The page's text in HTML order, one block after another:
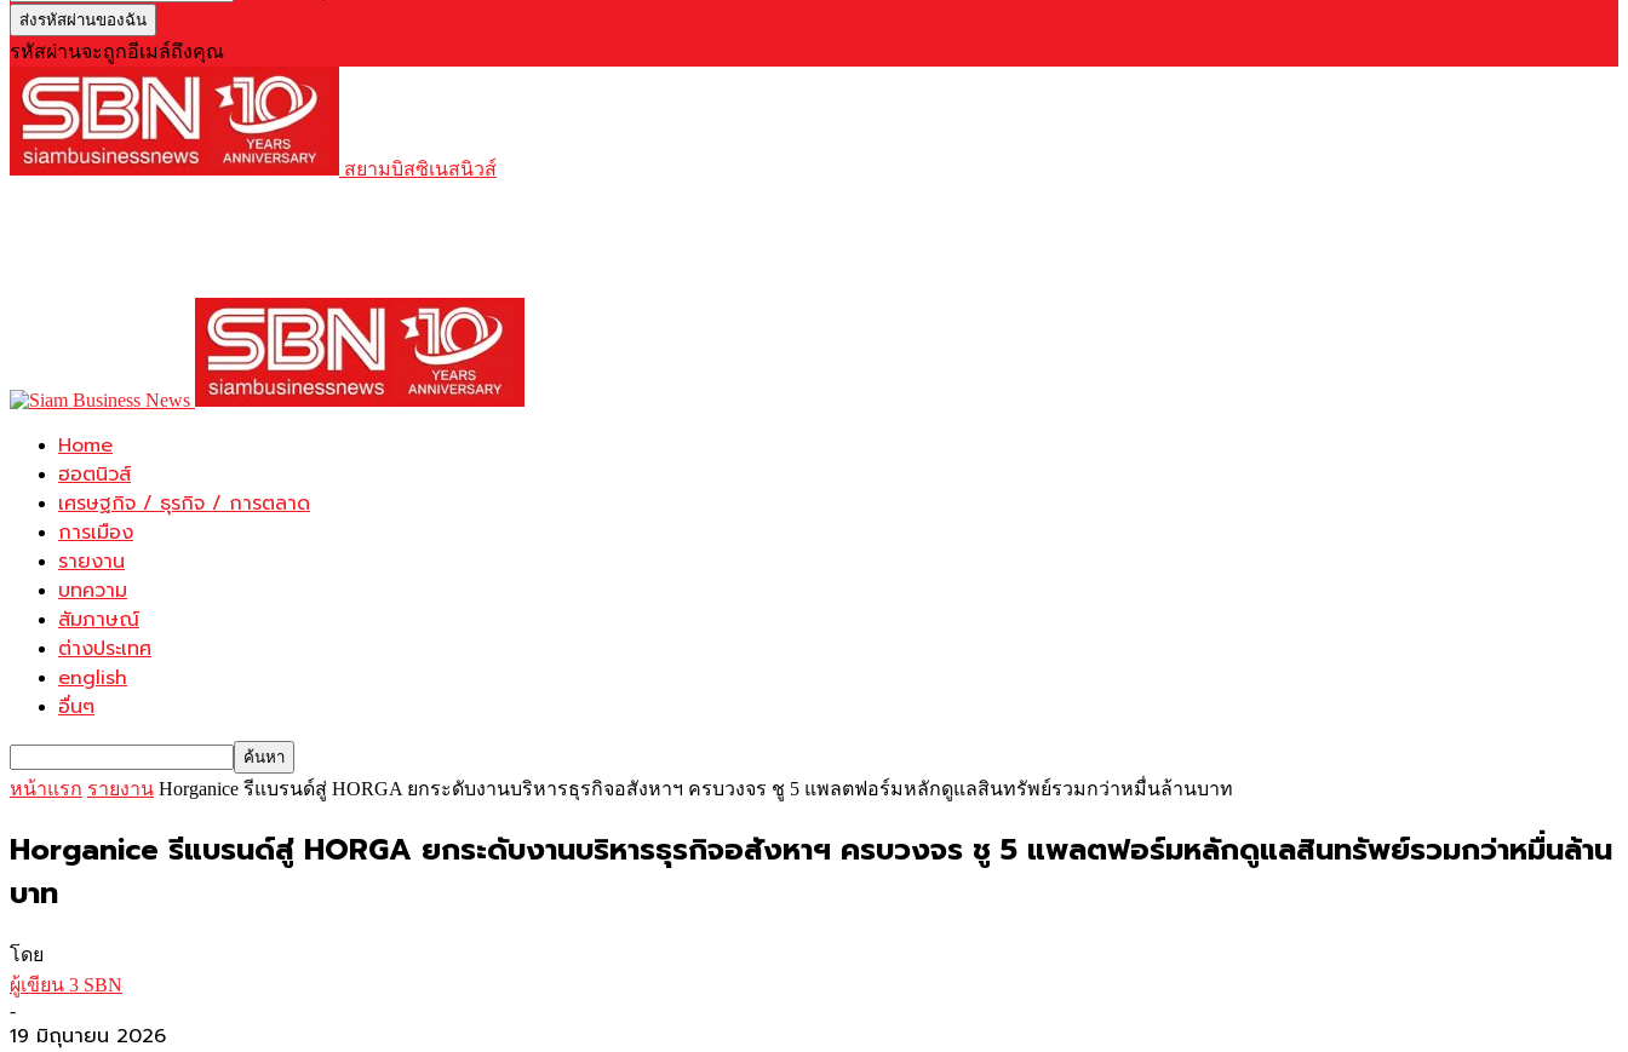
รหัสผ่านจะถูกอีเมล์ถึงคุณ
สยามบิสซิเนสนิวส์
Home
ฮอตนิวส์
เศรษฐกิจ / ธุรกิจ / การตลาด
การเมือง
รายงาน
บทความ
สัมภาษณ์
ต่างประเทศ
english
อื่นๆ
หน้าแรก รายงาน Horganice รีแบรนด์สู่ HORGA ยกระดับงานบริหารธุรกิจอสังหาฯ ครบวงจร ชู 5 แพลตฟอร์มหลักดูแลสินทรัพย์รวมกว่าหมื่นล้านบาท
Horganice รีแบรนด์สู่ HORGA ยกระดับงานบริหารธุรกิจอสังหาฯ ครบวงจร ชู 5 แพลตฟอร์มหลักดูแลสินทรัพย์รวมกว่าหมื่นล้าน
บาท
โดย
ผู้เขียน 3 SBN
-
19 มิถุนายน 2026